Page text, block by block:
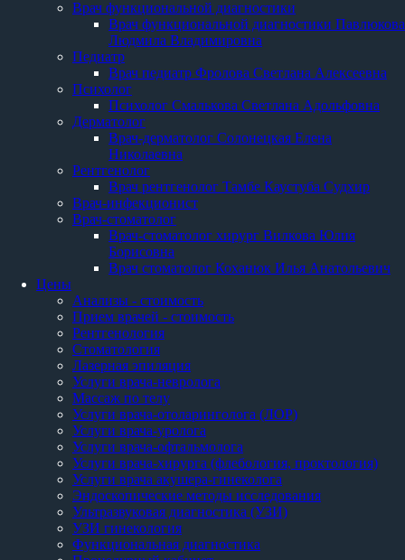
Врач функциональной диагностики
Врач функциональной диагностики Павлюкова
Людмила Владимировна
Педиатр
Врач педиатр Фролова Светлана Алексеевна
Психолог
Психолог Смалькова Светлана Адольфовна
Дерматолог
Врач-дерматолог Солонецкая Елена
Николаевна
Рентгенолог
Врач рентгенолог Тамбе Каустуба Судхир
Врач-инфекционист
Врач-стоматолог
Врач-стоматолог хирург Вилкова Юлия
Борисовна
Врач стоматолог Коханюк Илья Анатольевич
Цены
Анализы - стоимость
Прием врачей - стоимость
Рентгенология
Стоматология
Лазерная эпиляция
Услуги врача-невролога
Массаж по телу
Услуги врача-отоларинголога (ЛОР)
Услуги врача-уролога
Услуги врача-офтальмолога
Услуги врача-хирурга (флебология, проктология)
Услуги врача акушера-гинеколога
Эндоскопические методы исследования
Ультразвуковая диагностика (УЗИ)
УЗИ гинекология
Функциональная диагностика